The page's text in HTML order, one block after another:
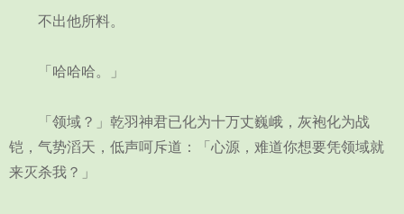
不出他所料。
「哈哈哈。」
「领域？」乾羽神君已化为十万丈巍峨，灰袍化为战
铠，气势滔天，低声呵斥道：「心源，难道你想要凭领域就
来灭杀我？」